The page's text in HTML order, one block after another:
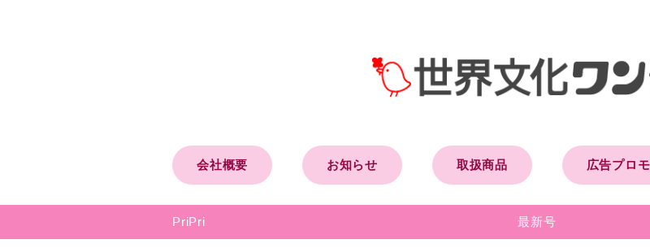
会社概要 お知らせ 取扱商品 広告プロ
PriPri 最新号